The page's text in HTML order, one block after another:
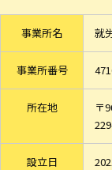
事業所名 就
事業所番号
所在地
〒
設立日